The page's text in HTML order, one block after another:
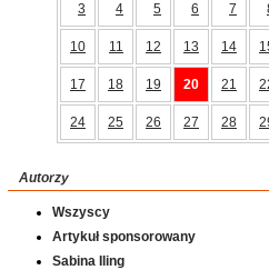
3 4 5 6 7
10 11 12 13 14
17 18 19 20 21
24 25 26 27 28
Autorzy
Wszyscy
Artykuł sponsorowany
Sabina Iling